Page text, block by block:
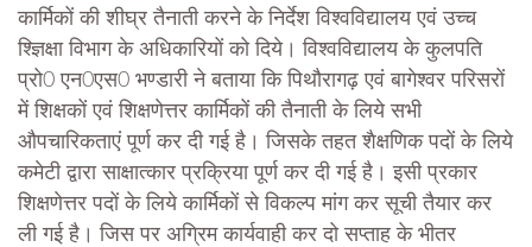
कार्मिकों की शीघ्र तैनाती करने के निर्देश विश्वविद्यालय एवं उच्च
श्ज्ञिक्षा विभाग के अधिकारियों को दिये। विश्वविद्यालय के कुलपति
प्रो0 एन0एस0 भण्डारी ने बताया कि पिथौरागढ़ एवं बागेश्वर परिसरों
में शिक्षकों एवं शिक्षणेत्तर कार्मिकों की तैनाती के लिये सभी
औपचारिकताएं पूर्ण कर दी गई है। जिसके तहत शैक्षणिक पदों के लिये
कमेटी द्वारा साक्षात्कार प्रक्रिया पूर्ण कर दी गई है। इसी प्रकार
शिक्षणेत्तर पदों के लिये कार्मिकों से विकल्प मांग कर सूची तैयार कर
ली गई है। जिस पर अग्रिम कार्यवाही कर दो सप्ताह के भीतर